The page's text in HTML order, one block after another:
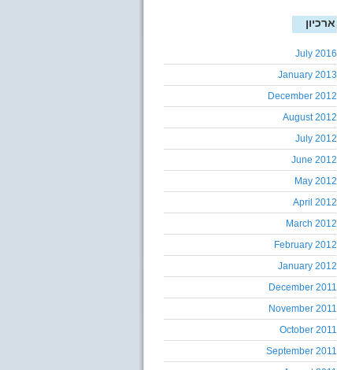
ארכיון
July 2016
January 2013
December 2012
August 2012
July 2012
June 2012
May 2012
April 2012
March 2012
February 2012
January 2012
December 2011
November 2011
October 2011
September 2011